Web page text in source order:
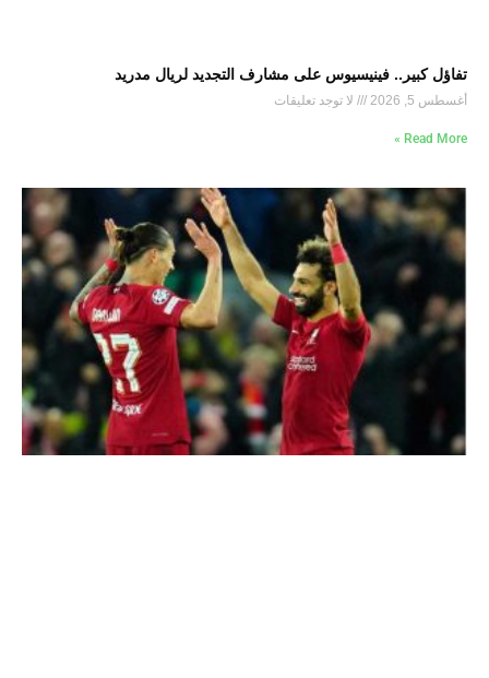
تفاؤل كبير.. فينيسيوس على مشارف التجديد لريال مدريد
أغسطس 5, 2026 لا توجد تعليقات
Read More »